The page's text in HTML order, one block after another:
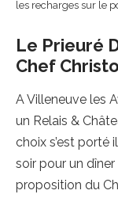
les recharges sur le
Le Prieuré
Chef
A Villeneuve les
un Relais &
choix s’est porté
soir pour un
proposition du